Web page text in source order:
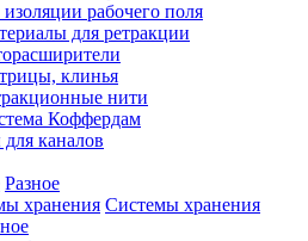
рабочего поля
для ретракции
клинья
нити
Коффердам
каналов
Разное
Системы хранения